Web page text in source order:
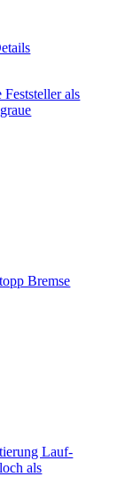
als
Bremse
Lauf-
als